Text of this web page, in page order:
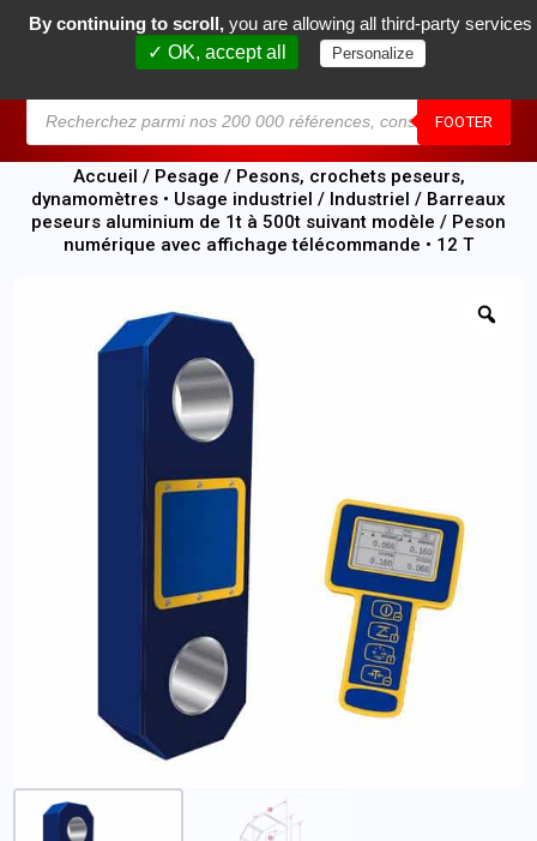
FOOTER
0
Accueil / Pesage / Pesons, crochets peseurs,
dynamomètres • Usage industriel / Industriel / Barreaux
peseurs aluminium de 1t à 500t suivant modèle / Peson
numérique avec affichage télécommande • 12 T
By continuing to scroll, you are allowing all third-party services
✓ OK, accept all
Personalize